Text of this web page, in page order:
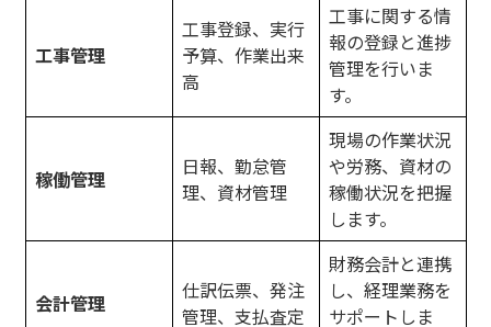
工事管理
工事登録、実行
予算、作業出来
高
工事に関する情
報の登録と進捗
管理を行いま
す。
稼働管理
日報、勤怠管
理、資材管理
現場の作業状況
や労務、資材の
稼働状況を把握
します。
会計管理
仕訳伝票、発注
管理、支払査定
財務会計と連携
し、経理業務を
サポートしま